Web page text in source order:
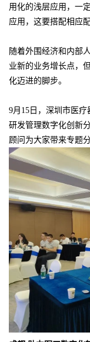
用化的浅层应用，一
应用，这要搭配相应
随着外围经济和内部
业新的业务增长点，
化迈进的脚步。
9月15日，深圳市医
研发管理数字化创新
顾问为大家带来专题分